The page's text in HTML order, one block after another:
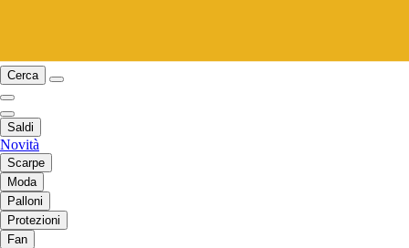
Cerca
Saldi
Novità
Scarpe
Moda
Palloni
Protezioni
Fan